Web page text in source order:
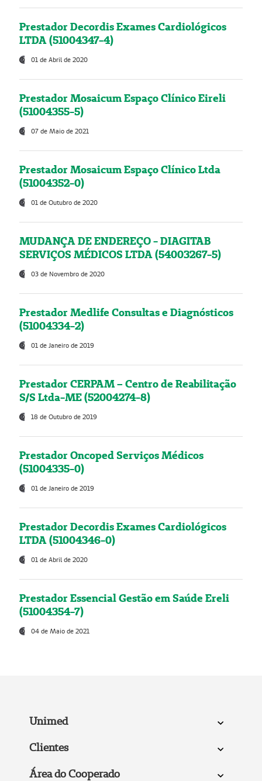
Prestador Decordis Exames Cardiológicos
LTDA (51004347-4)
01 de Abril de 2020
Prestador Mosaicum Espaço Clínico Eireli
(51004355-5)
07 de Maio de 2021
Prestador Mosaicum Espaço Clínico Ltda
(51004352-0)
01 de Outubro de 2020
MUDANÇA DE ENDEREÇO - DIAGITAB
SERVIÇOS MÉDICOS LTDA (54003267-5)
03 de Novembro de 2020
Prestador Medlife Consultas e Diagnósticos
(51004334-2)
01 de Janeiro de 2019
Prestador CERPAM – Centro de Reabilitação
S/S Ltda-ME (52004274-8)
18 de Outubro de 2019
Prestador Oncoped Serviços Médicos
(51004335-0)
01 de Janeiro de 2019
Prestador Decordis Exames Cardiológicos
LTDA (51004346-0)
01 de Abril de 2020
Prestador Essencial Gestão em Saúde Ereli
(51004354-7)
04 de Maio de 2021
Unimed
Clientes
Área do Cooperado